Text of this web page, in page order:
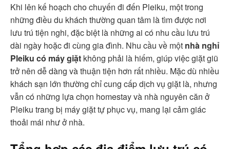
Khi lên kế hoạch cho chuyến đi đến Pleiku, một trong
những điều du khách thường quan tâm là tìm được nơi
lưu trú tiện nghi, đặc biệt là những ai có nhu cầu lưu trú
dài ngày hoặc đi cùng gia đình. Nhu cầu về một nhà nghỉ
Pleiku có máy giặt không phải là hiếm, giúp việc giặt giũ
trở nên dễ dàng và thuận tiện hơn rất nhiều. Mặc dù nhiều
khách sạn lớn thường chỉ cung cấp dịch vụ giặt là, nhưng
vẫn có những lựa chọn homestay và nhà nguyên căn ở
Pleiku trang bị máy giặt tự phục vụ, mang lại cảm giác
thoải mái như ở nhà.